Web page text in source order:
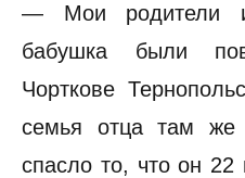
— Мои родители
бабушка были
Чорткове
семья отца там же
спасло то, что он